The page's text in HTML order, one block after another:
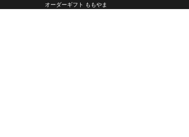
オーダーギフト ももやま